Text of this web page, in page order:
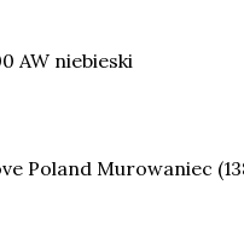
AW niebieski
Poland Murowaniec